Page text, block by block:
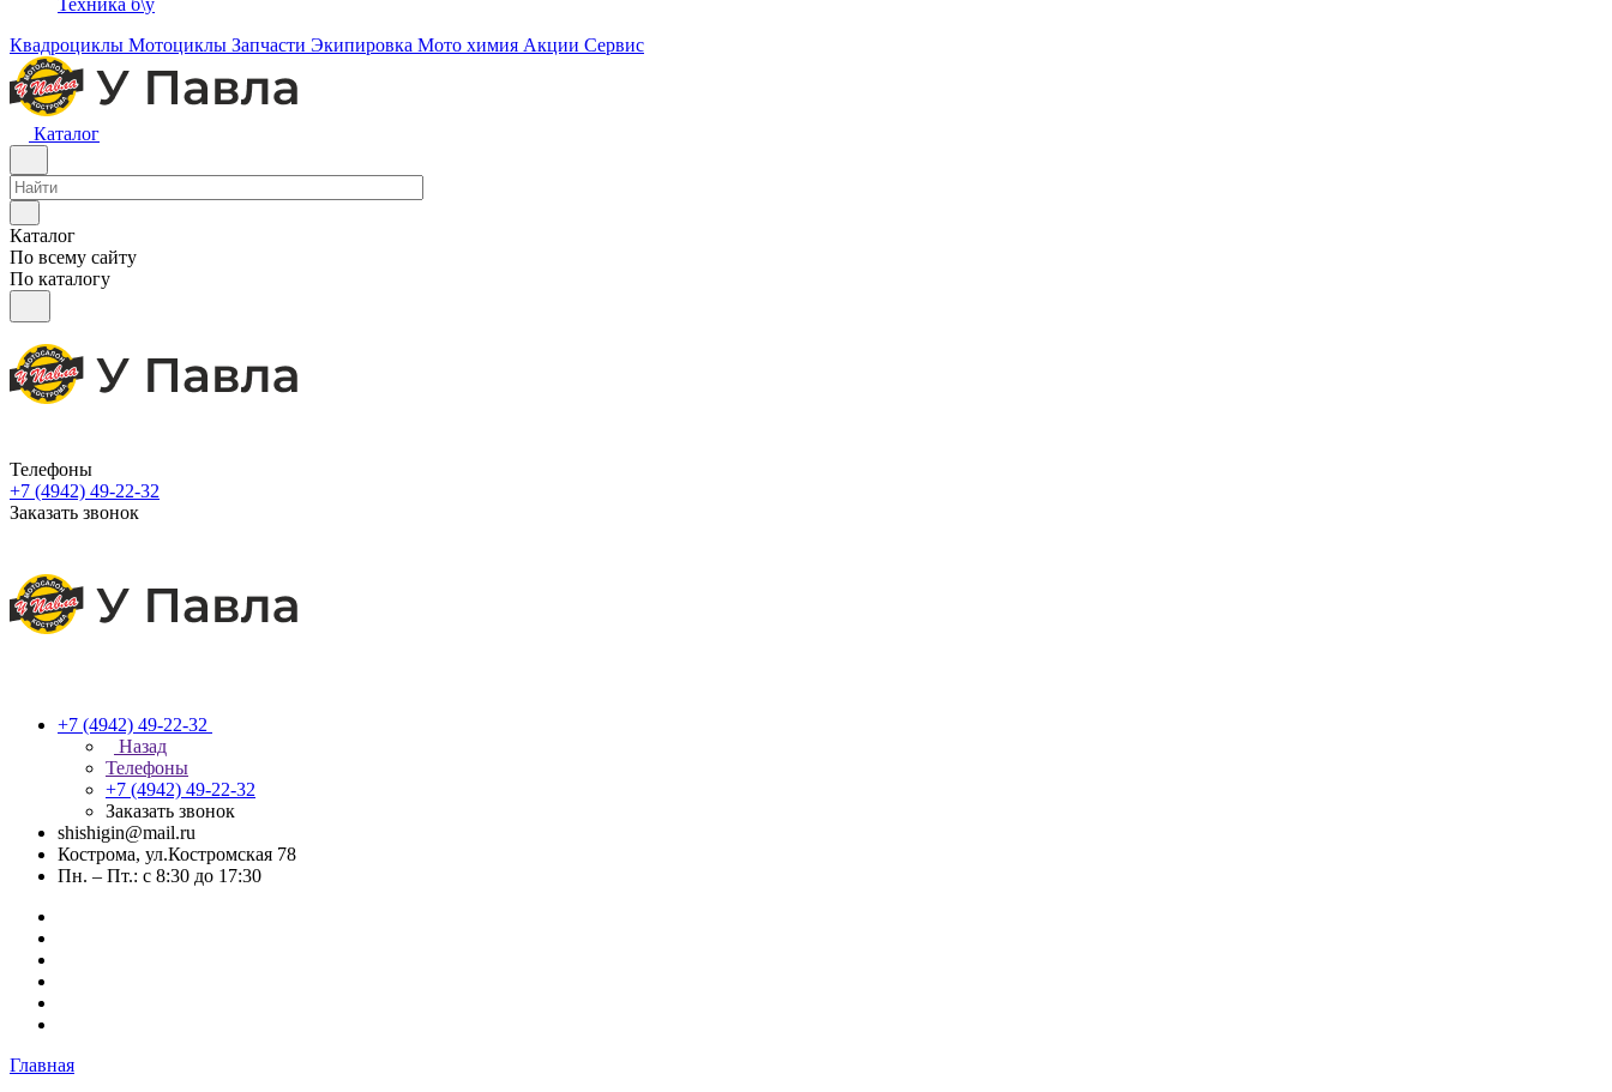
Техника б\у
Квадроциклы Мотоциклы Запчасти Экипировка Мото химия Акции Сервис
Каталог
Каталог
По всему сайту
По каталогу
Телефоны
+7 (4942) 49-22-32
Заказать звонок
+7 (4942) 49-22-32
Назад
Телефоны
+7 (4942) 49-22-32
Заказать звонок
shishigin@mail.ru
Кострома, ул.Костромская 78
Пн. – Пт.: с 8:30 до 17:30
Главная